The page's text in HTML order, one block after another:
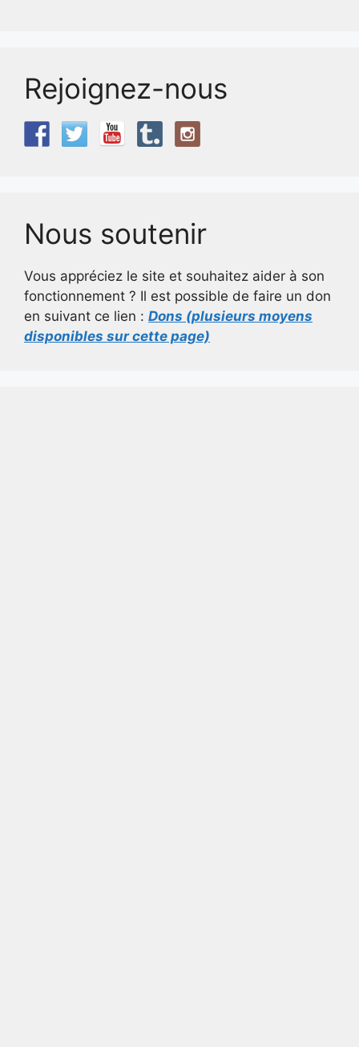
Rejoignez-nous
Nous soutenir
Vous appréciez le site et souhaitez aider à son
fonctionnement ? Il est possible de faire un don
en suivant ce lien : Dons (plusieurs moyens
disponibles sur cette page)